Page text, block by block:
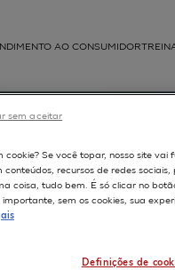
AO CONSUMIDOR
cookie? Se você topar, nosso site
conteúdos, recursos de redes
coisa, tudo bem. É só clicar no
sem os cookies, sua
Definições de
sem aceitar